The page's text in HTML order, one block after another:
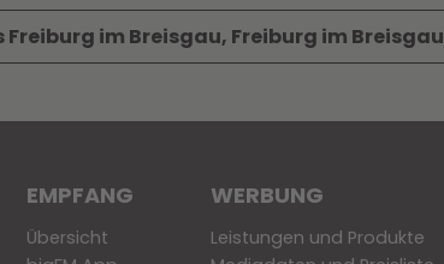
Freiburg im Breisgau, Freiburg im Breisgau
EMPFANG
Übersicht
WERBUNG
Leistungen und Produkte